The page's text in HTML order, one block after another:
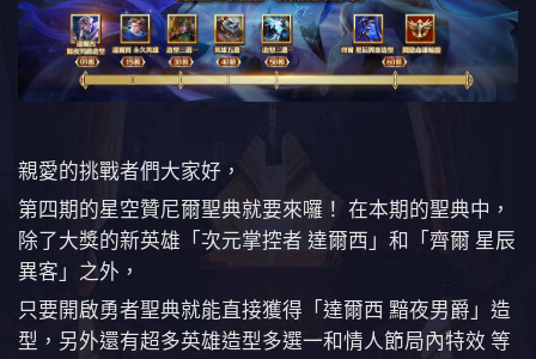
親愛的挑戰者們大家好，
第四期的星空贊尼爾聖典就要來囉！ 在本期的聖典中，
除了大獎的新英雄「次元掌控者 達爾西」和「齊爾 星辰
異客」之外，
只要開啟勇者聖典就能直接獲得「達爾西 黯夜男爵」造
型，另外還有超多英雄造型多選一和情人節局內特效 等